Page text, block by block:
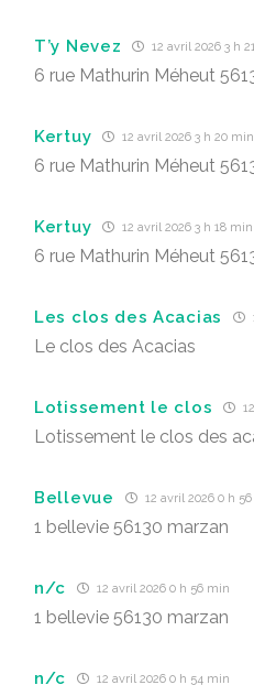
T’y Nevez 12 avril 2026 3 h
6 rue Mathurin Méheut
Kertuy 12 avril 2026 3 h 20 min
6 rue Mathurin Méheut
Kertuy 12 avril 2026 3 h 18 min
6 rue Mathurin Méheut
Les clos des Acacias
Le clos des Acacias
Lotissement le clos
Lotissement le clos des
Bellevue 12 avril 2026 0 h
1 bellevie 56130 marzan
n/c 12 avril 2026 0 h 56 min
1 bellevie 56130 marzan
n/c 12 avril 2026 0 h 54 min